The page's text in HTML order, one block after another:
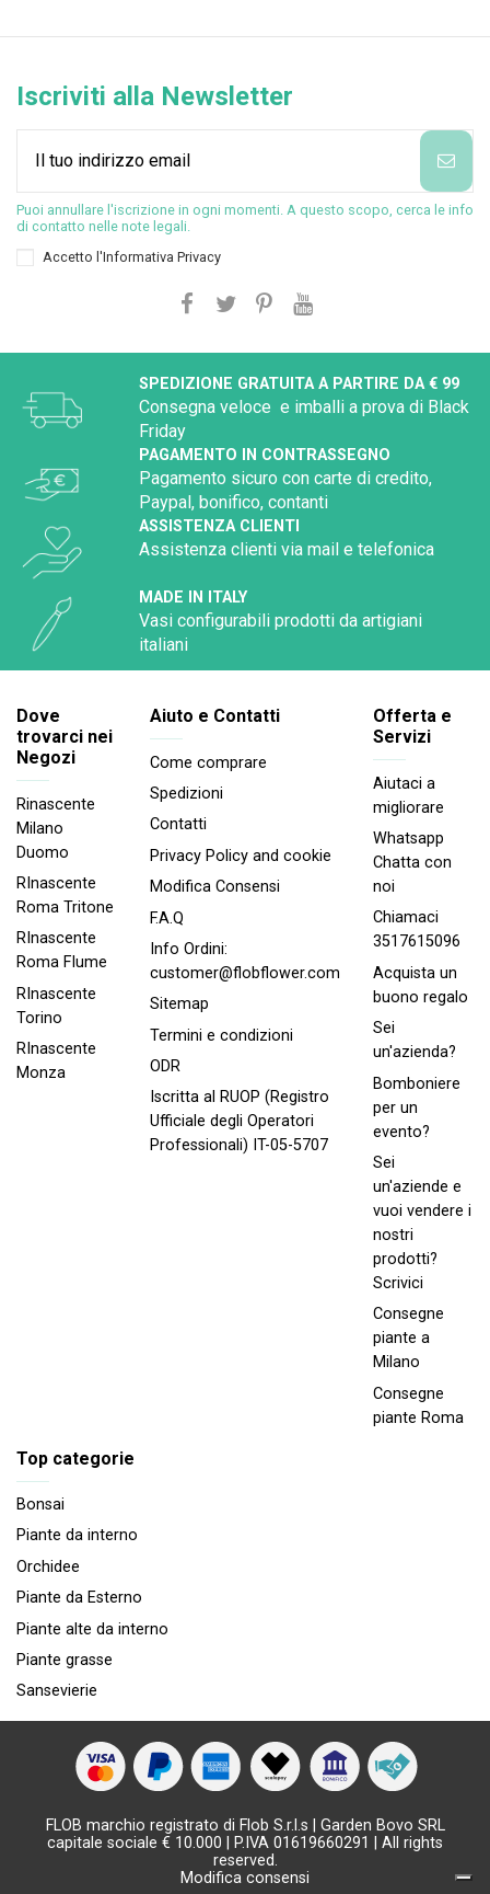
Iscriviti alla Newsletter
Puoi annullare l'iscrizione in ogni momenti. A questo scopo, cerca le info
di contatto nelle note legali.
Accetto l'Informativa Privacy
SPEDIZIONE GRATUITA A PARTIRE DA € 99
Consegna veloce e imballi a prova di Black
Friday
PAGAMENTO IN CONTRASSEGNO
Pagamento sicuro con carte di credito,
Paypal, bonifico, contanti
ASSISTENZA CLIENTI
Assistenza clienti via mail e telefonica
MADE IN ITALY
Vasi configurabili prodotti da artigiani
italiani
Dove
trovarci nei
Negozi
Rinascente
Milano
Duomo
RInascente
Roma Tritone
RInascente
Roma FIume
RInascente
Torino
RInascente
Monza
Aiuto e Contatti
Come comprare
Spedizioni
Contatti
Privacy Policy and cookie
Modifica Consensi
F.A.Q
Info Ordini:
customer@flobflower.com
Sitemap
Termini e condizioni
ODR
Iscritta al RUOP (Registro
Ufficiale degli Operatori
Professionali) IT-05-5707
Offerta e
Servizi
Aiutaci a
migliorare
Whatsapp
Chatta con
noi
Chiamaci
3517615096
Acquista un
buono regalo
Sei
un'azienda?
Bomboniere
per un
evento?
Sei
un'aziende e
vuoi vendere i
nostri
prodotti?
Scrivici
Consegne
piante a
Milano
Consegne
piante Roma
Top categorie
Bonsai
Piante da interno
Orchidee
Piante da Esterno
Piante alte da interno
Piante grasse
Sansevierie
FLOB marchio registrato di Flob S.r.l.s | Garden Bovo SRL
capitale sociale € 10.000 | P.IVA 01619660291 | All rights
reserved.
Modifica consensi